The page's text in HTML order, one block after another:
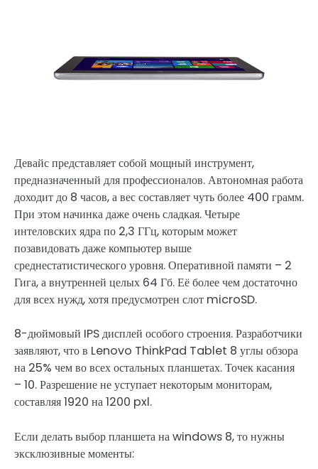
Девайс представляет собой мощный инструмент,
предназначенный для профессионалов. Автономная работа
доходит до 8 часов, а вес составляет чуть более 400 грамм.
При этом начинка даже очень сладкая. Четыре
интеловских ядра по 2,3 ГГц, которым может
позавидовать даже компьютер выше
среднестатистического уровня. Оперативной памяти – 2
Гига, а внутренней целых 64 Гб. Её более чем достаточно
для всех нужд, хотя предусмотрен слот microSD.
8-дюймовый IPS дисплей особого строения. Разработчики
заявляют, что в Lenovo ThinkPad Tablet 8 углы обзора
на 25% чем во всех остальных планшетах. Точек касания
– 10. Разрешение не уступает некоторым мониторам,
составляя 1920 на 1200 pxl.
Если делать выбор планшета на windows 8, то нужны
эксклюзивные моменты: